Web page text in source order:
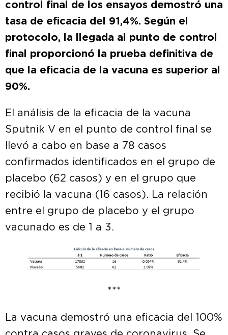
control final de los ensayos demostró una
tasa de eficacia del 91,4%. Según el
protocolo, la llegada al punto de control
final proporcionó la prueba definitiva de
que la eficacia de la vacuna es superior al
90%.
El análisis de la eficacia de la vacuna
Sputnik V en el punto de control final se
llevó a cabo en base a 78 casos
confirmados identificados en el grupo de
placebo (62 casos) y en el grupo que
recibió la vacuna (16 casos). La relación
entre el grupo de placebo y el grupo
vacunado es de 1 a 3.
***
La vacuna demostró una eficacia del 100%